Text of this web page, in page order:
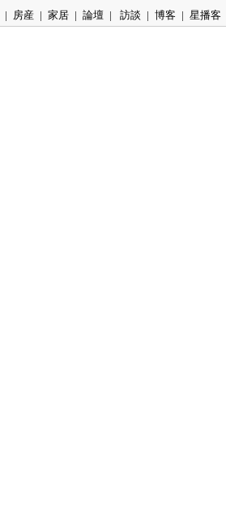
| 房産 | 家居 | 論壇 | 訪談 | 博客 | 星播客